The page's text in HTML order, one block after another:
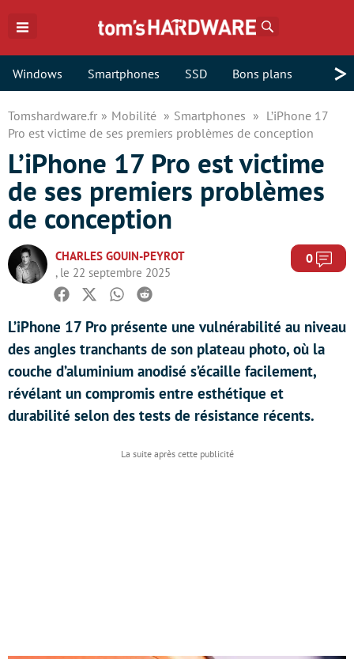
Windows Smartphones SSD Bons plans >
Tomshardware.fr Mobilité Smartphones
L’iPhone 17
Pro est victime de ses premiers problèmes de conception
L’iPhone 17 Pro est victime
de ses premiers problèmes
de conception
CHARLES GOUIN-PEYROT
, le 22 septembre 2025
0
Facebook
TwitterWhatsapp
Reddit
L’iPhone 17 Pro présente une vulnérabilité au niveau
des angles tranchants de son plateau photo, où la
couche d’aluminium anodisé s’écaille facilement,
révélant un compromis entre esthétique et
durabilité selon des tests de résistance récents.